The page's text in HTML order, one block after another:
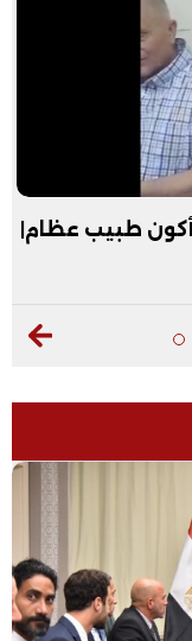
طبيب عظام|